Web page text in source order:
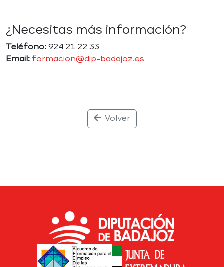
¿Necesitas más información?
Teléfono: 924 21 22 33
Email: formacion@dip-badajoz.es
Volver